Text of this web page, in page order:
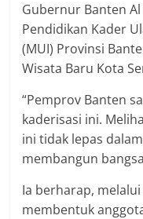
Gubernur Banten
Pendidikan Kader
(MUI) Provinsi
Wisata Baru Kota
“Pemprov Banten
kaderisasi ini.
ini tidak lepas
membangun
Ia berharap,
membentuk